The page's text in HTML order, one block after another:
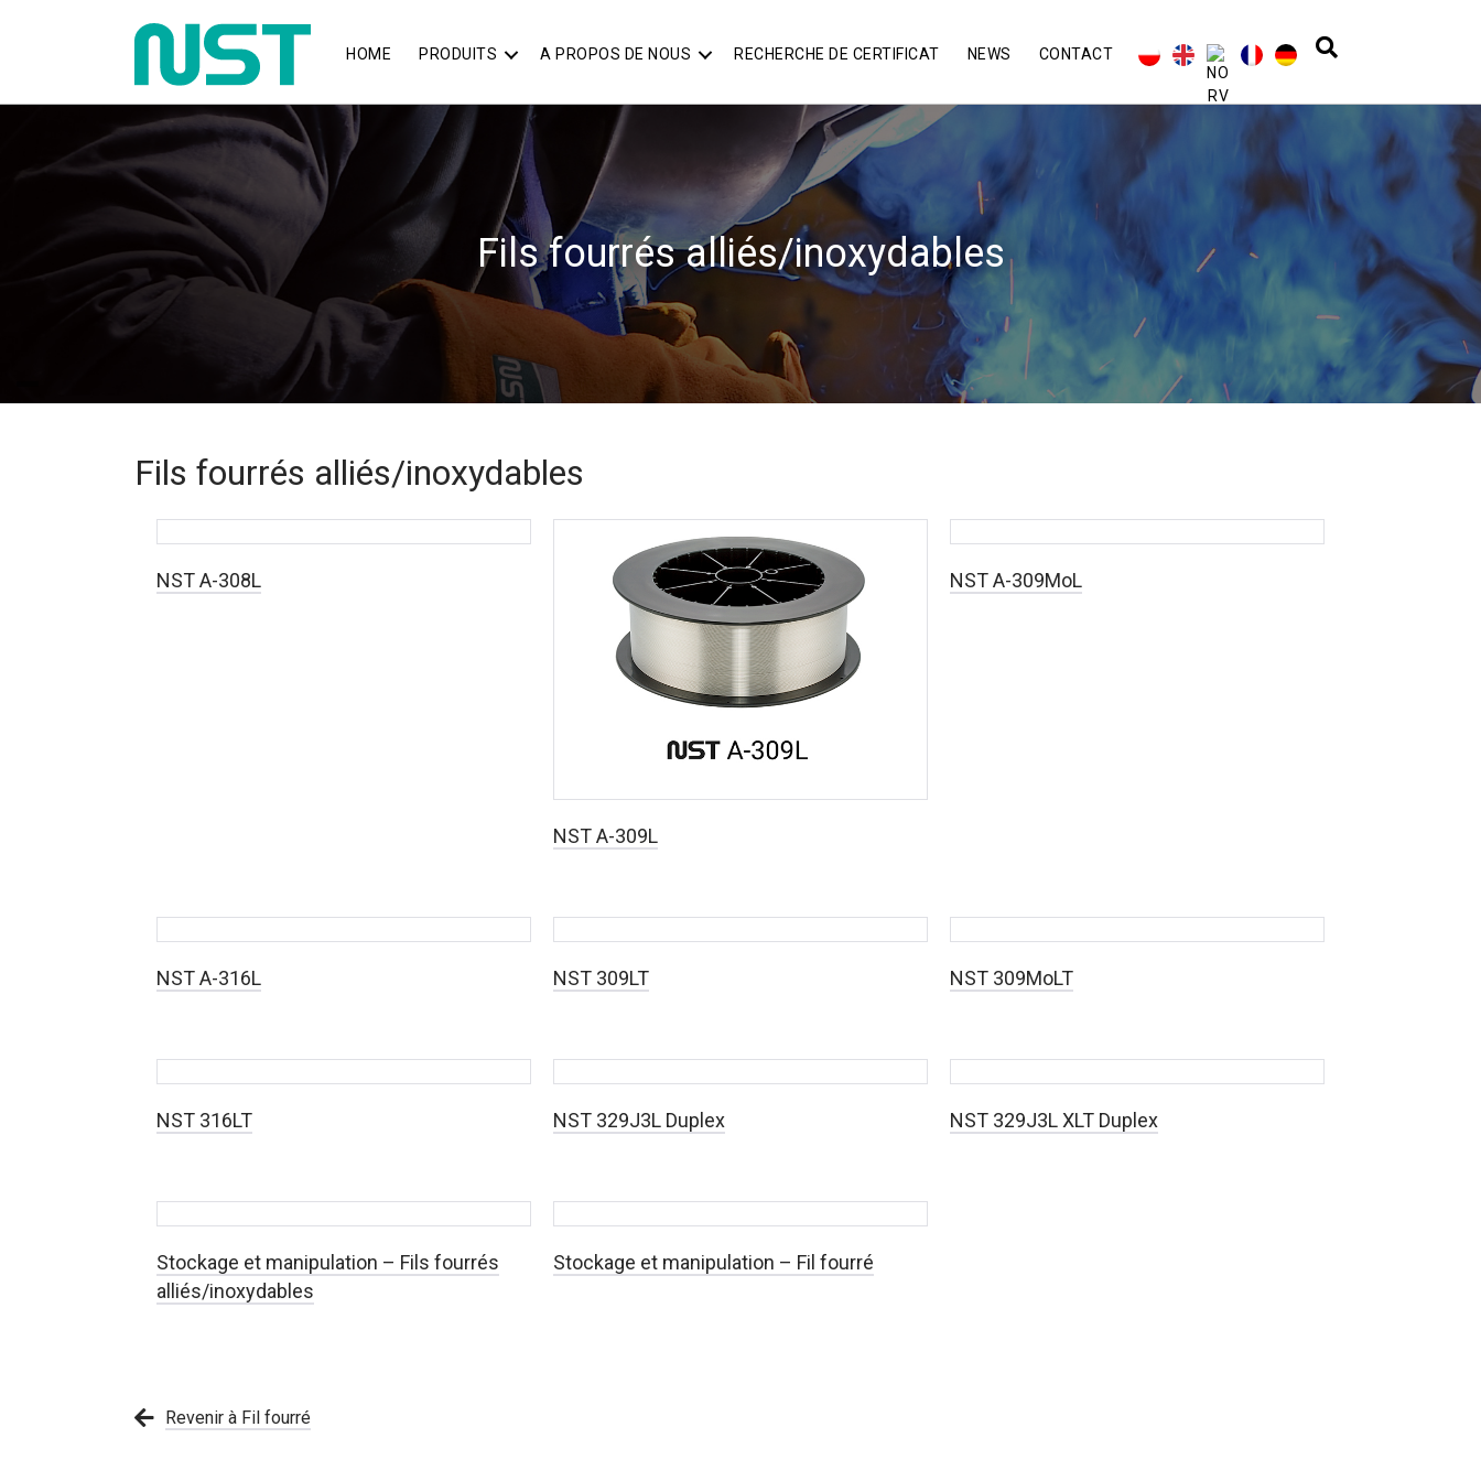
HOME PRODUITS A PROPOS DE NOUS RECHERCHE DE CERTIFICAT NEWS CONTACT
Fils fourrés alliés/inoxydables
Fils fourrés alliés/inoxydables
NST A-308L
NST A-309L
NST A-309MoL
NST A-316L NST 309LT NST 309MoLT
NST 316LT NST 329J3L Duplex NST 329J3L XLT Duplex
Stockage et manipulation – Fils fourrés
alliés/inoxydables
Stockage et manipulation – Fil fourré
Revenir à Fil fourré